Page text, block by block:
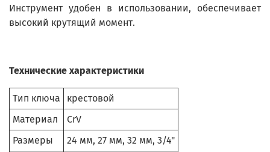
Инструмент удобен в использовании, обеспечивает
высокий крутящий момент.
Технические характеристики
Тип ключа
крестовой
Материал
CrV
Размеры
24 мм, 27 мм, 32 мм, 3/4"